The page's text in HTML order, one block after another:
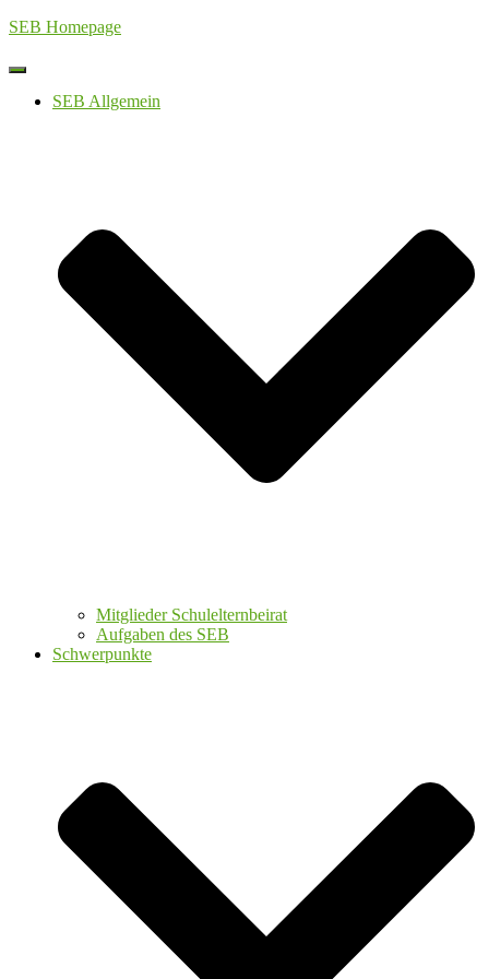
SEB Homepage
Navigation
umschaltenSEB Allgemein
Mitglieder Schulelternbeirat
Aufgaben des SEB
Schwerpunkte